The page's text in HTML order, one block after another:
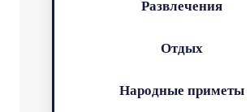
Развлечения
Отдых
Народные приметы